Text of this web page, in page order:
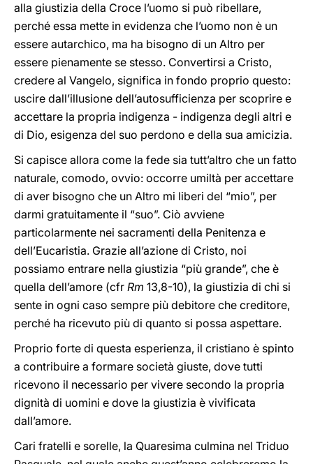
alla giustizia della Croce l’uomo si può ribellare,
perché essa mette in evidenza che l’uomo non è un
essere autarchico, ma ha bisogno di un Altro per
essere pienamente se stesso. Convertirsi a Cristo,
credere al Vangelo, significa in fondo proprio questo:
uscire dall’illusione dell’autosufficienza per scoprire e
accettare la propria indigenza - indigenza degli altri e
di Dio, esigenza del suo perdono e della sua amicizia.
Si capisce allora come la fede sia tutt’altro che un fatto
naturale, comodo, ovvio: occorre umiltà per accettare
di aver bisogno che un Altro mi liberi del “mio”, per
darmi gratuitamente il “suo”. Ciò avviene
particolarmente nei sacramenti della Penitenza e
dell’Eucaristia. Grazie all’azione di Cristo, noi
possiamo entrare nella giustizia “più grande”, che è
quella dell’amore (cfr Rm 13,8-10), la giustizia di chi si
sente in ogni caso sempre più debitore che creditore,
perché ha ricevuto più di quanto si possa aspettare.
Proprio forte di questa esperienza, il cristiano è spinto
a contribuire a formare società giuste, dove tutti
ricevono il necessario per vivere secondo la propria
dignità di uomini e dove la giustizia è vivificata
dall’amore.
Cari fratelli e sorelle, la Quaresima culmina nel Triduo